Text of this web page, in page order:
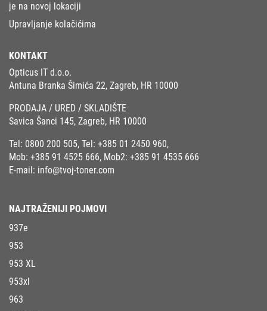
je na novoj lokaciji
Upravljanje kolačićima
KONTAKT
Opticus IT d.o.o.
Antuna Branka Šimića 22, Zagreb, HR 10000
PRODAJA / URED / SKLADIŠTE
Savica Šanci 145, Zagreb, HR 10000
Tel: 0800 200 505, Tel: +385 01 2450 960,
Mob: +385 91 4525 666, Mob2: +385 91 4535 666
E-mail: info@tvoj-toner.com
NAJTRAŽENIJI POJMOVI
937e
953
953 XL
953xl
963